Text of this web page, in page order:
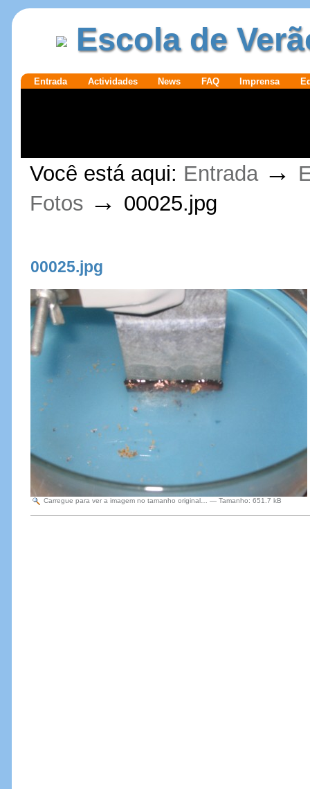
Ir para o
Escola de
SecçõesEntrada Actividades News FAQ Imprensa
Pessoais
Você está aqui: Entrada →
Fotos → 00025.jpg
00025.jpg
Carregue para ver a imagem no tamanho original… — Tamanho: 651.7 kB